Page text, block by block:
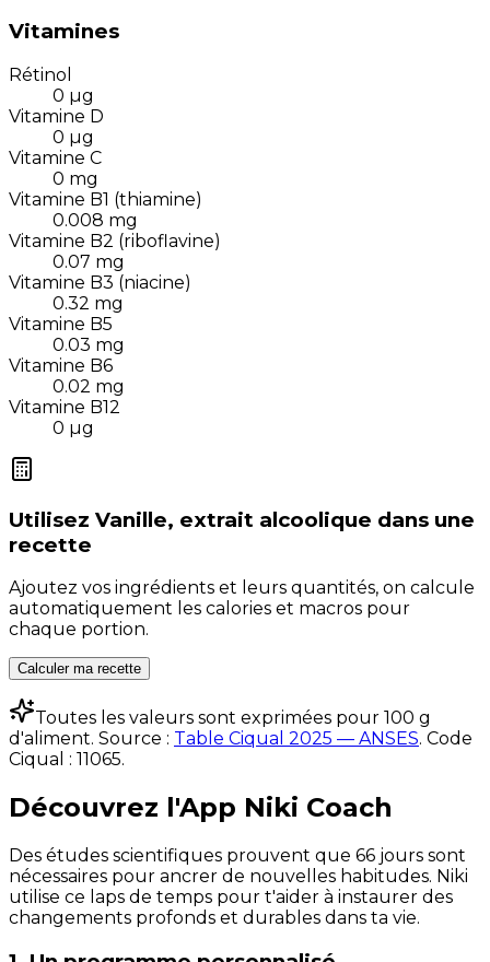
Vitamines
Rétinol
0 µg
Vitamine D
0 µg
Vitamine C
0 mg
Vitamine B1 (thiamine)
0.008 mg
Vitamine B2 (riboflavine)
0.07 mg
Vitamine B3 (niacine)
0.32 mg
Vitamine B5
0.03 mg
Vitamine B6
0.02 mg
Vitamine B12
0 µg
Utilisez Vanille, extrait alcoolique dans une
recette
Ajoutez vos ingrédients et leurs quantités, on calcule
automatiquement les calories et macros pour
chaque portion.
Calculer ma recette
Toutes les valeurs sont exprimées pour 100 g
d'aliment. Source : Table Ciqual 2025 — ANSES. Code
Ciqual : 11065.
Découvrez l'App Niki Coach
Des études scientifiques prouvent que 66 jours sont
nécessaires pour ancrer de nouvelles habitudes. Niki
utilise ce laps de temps pour t'aider à instaurer des
changements profonds et durables dans ta vie.